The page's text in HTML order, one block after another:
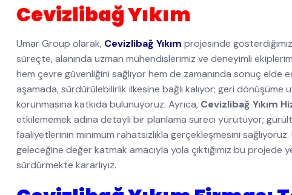
Cevizlibağ Yıkım
Umar Group olarak, Cevizlibağ Yıkım projesinde
süreçte, alanında uzman mühendislerimiz ve deneyimli
hem çevre güvenliğini sağlıyor hem de zamanında sonuç elde
aşamada, sürdürülebilirlik ilkesine bağlı kalıyor; geri dönüşüme
korunmasına katkıda bulunuyoruz. Ayrıca, Cevizlibağ Yıkım
etkilememek adına detaylı bir planlama süreci yürütüyor;
faaliyetlerinin minimum rahatsızlıkla gerçekleşmesini
geleceğine değer katmak amacıyla yola çıktığımız bu projede
sürdürmekte kararlıyız.